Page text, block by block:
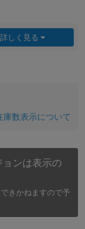
詳しく見る
庫数表示について
ンは表示の
きかねますので予